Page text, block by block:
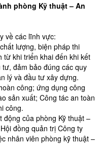
phòng Kỹ thuật – An
về các lĩnh vực:
lượng, biện pháp thi
từ khi triển khai đến khi kết
đảm bảo đúng các quy
lý và đầu tư xây dựng.
công; ứng dụng công
sản xuất; Công tác an toàn
công.
của phòng Kỹ thuật –
đồng quản trị Công ty
nhân viên phòng kỹ thuật –